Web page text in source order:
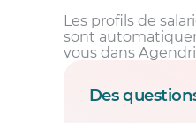
Les profils de
sont
vous dans
Des